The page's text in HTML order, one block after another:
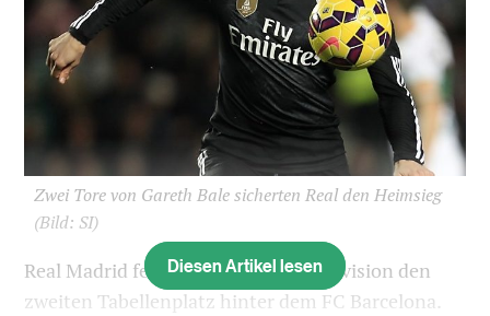
Zwei Tore von Gareth Bale sicherten Real den Heimsieg
(Bild: SI)
Real Madrid festigt in der Primera Division den
zweiten Tabellenplatz hinter dem FC Barcelona.
Diesen Artikel lesen